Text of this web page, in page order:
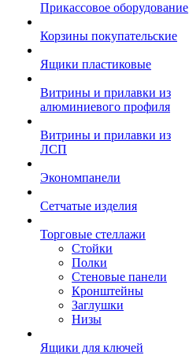
Прикассовое оборудование
Корзины покупательские
Ящики пластиковые
Витрины и прилавки из
алюминиевого профиля
Витрины и прилавки из
ЛСП
Экономпанели
Сетчатые изделия
Торговые стеллажи
Стойки
Полки
Стеновые панели
Кронштейны
Заглушки
Низы
Ящики для ключей